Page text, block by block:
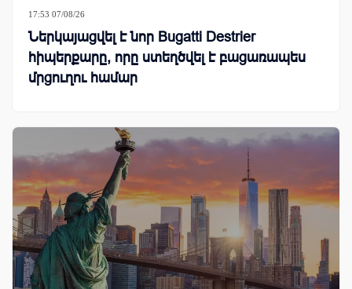
17:53 07/08/26
Ներկայացվել է նոր Bugatti Destrier
հիպերքարը, որը ստեղծվել է բացառապես
մրցուղու համար